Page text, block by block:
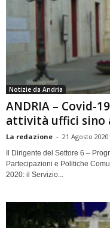
Notizie da Andria
ANDRIA – Covid-
attività uffici sino
La redazione - 21 Agosto 2020
Il Dirigente del Settore 6 –
Partecipazioni e Politiche
2020: il Servizio...